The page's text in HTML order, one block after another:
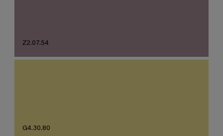
Z2.07.54
G4.30.80